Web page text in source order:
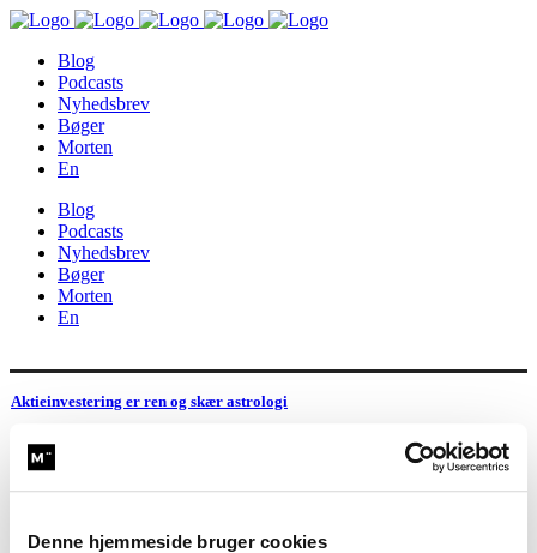
Denne hjemmeside bruger cookies
Blog
Podcasts
Nyhedsbrev
Bøger
Morten
En
Blog
Podcasts
Nyhedsbrev
Bøger
Morten
En
Aktieinvestering er ren og skær astrologi
Der er ingen, der kan forudsige aktiemarkedet. Og selv hvis der var,
ville du aldrig kunne finde frem til vedkommende....